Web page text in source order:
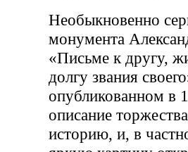
Необыкновенно
монумента
«Письме к другу,
долгу звания
опубликованном в
описание
историю, и, в